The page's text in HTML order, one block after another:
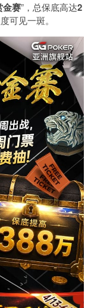
金赛”，总保底高达2
可见一斑。